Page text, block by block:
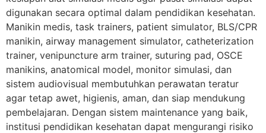
digunakan secara optimal dalam pendidikan kesehatan.
Manikin medis, task trainers, patient simulator, BLS/CPR
manikin, airway management simulator, catheterization
trainer, venipuncture arm trainer, suturing pad, OSCE
manikins, anatomical model, monitor simulasi, dan
sistem audiovisual membutuhkan perawatan teratur
agar tetap awet, higienis, aman, dan siap mendukung
pembelajaran. Dengan sistem maintenance yang baik,
institusi pendidikan kesehatan dapat mengurangi risiko